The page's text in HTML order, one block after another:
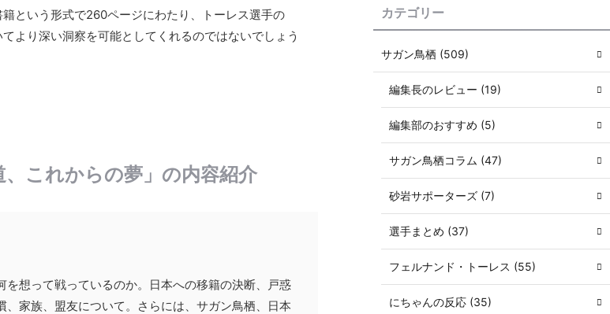
という形式で260ページにわたり、トーレス選手の
より深い洞察を可能としてくれるのではないでしょう
これからの夢」の内容紹介
想って戦っているのか。日本への移籍の決断、戸惑
家族、盟友について。さらには、サガン鳥栖、日本
カテゴリー
サガン鳥栖 (509)
編集長のレビュー (19)
編集部のおすすめ (5)
サガン鳥栖コラム (47)
砂岩サポーターズ (7)
選手まとめ (37)
フェルナンド・トーレス (55)
にちゃんの反応 (35)